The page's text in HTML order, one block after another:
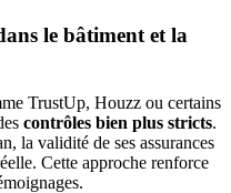
le bâtiment et la
TrustUp, Houzz ou certains
contrôles bien plus stricts.
la validité de ses assurances
Cette approche renforce